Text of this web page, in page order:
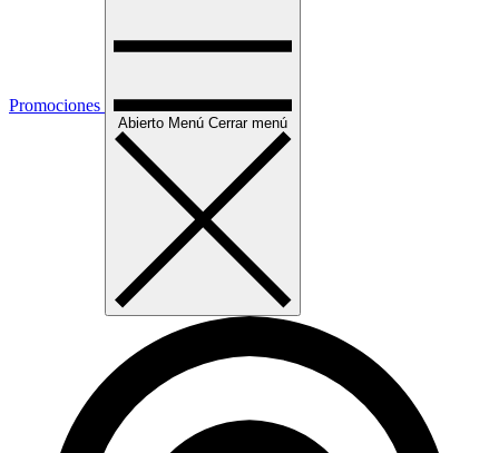
Promociones
Abierto Menú Cerrar menú